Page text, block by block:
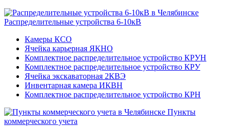
Распределительные устройства 6-10кВ
Камеры КСО
Ячейка карьерная ЯКНО
Комплектное распределительное устройство КРУН
Комплектное распределительное устройство КРУ
Ячейка экскаваторная 2КВЭ
Инвентарная камера ИКВН
Комплектное распределительное устройство КРН
Пункты
коммерческого учета